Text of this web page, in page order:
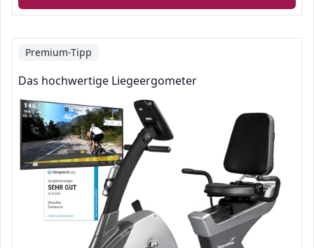
Premium-Tipp
Das hochwertige Liegeergometer